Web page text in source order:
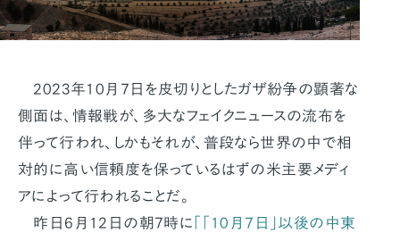
2023年10月7日を皮切りとしたガザ紛争の顕著な
側面は、情報戦が、多大なフェイクニュースの流布を
伴って行われ、しかもそれが、普段なら世界の中で相
対的に高い信頼度を保っているはずの米主要メディ
アによって行われることだ。
昨日6月12日の朝7時に
「「10月7日」以後の中東